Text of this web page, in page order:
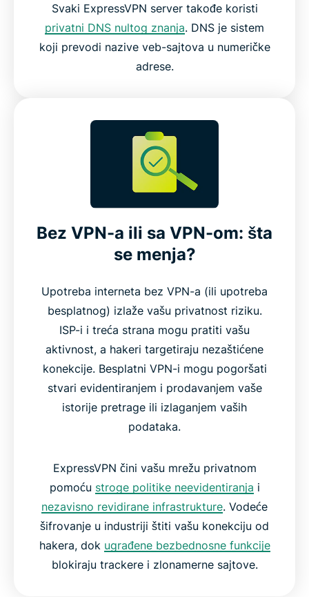
Svaki ExpressVPN server takođe koristi
privatni DNS nultog znanja. DNS je sistem
koji prevodi nazive veb-sajtova u numeričke
adrese.
Bez VPN-a ili sa VPN-om: šta
se menja?
Upotreba interneta bez VPN-a (ili upotreba
besplatnog) izlaže vašu privatnost riziku.
ISP-i i treća strana mogu pratiti vašu
aktivnost, a hakeri targetiraju nezaštićene
konekcije. Besplatni VPN-i mogu pogoršati
stvari evidentiranjem i prodavanjem vaše
istorije pretrage ili izlaganjem vaših
podataka.
ExpressVPN čini vašu mrežu privatnom
pomoću stroge politike neevidentiranja i
nezavisno revidirane infrastrukture. Vodeće
šifrovanje u industriji štiti vašu konekciju od
hakera, dok ugrađene bezbednosne funkcije
blokiraju trackere i zlonamerne sajtove.